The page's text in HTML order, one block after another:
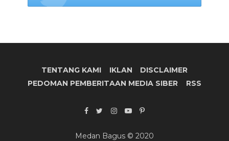
TENTANG KAMI IKLAN
DISCLAIMER
PEDOMAN PEMBERITAAN MEDIA SIBER
RSS
Medan Bagus © 2020